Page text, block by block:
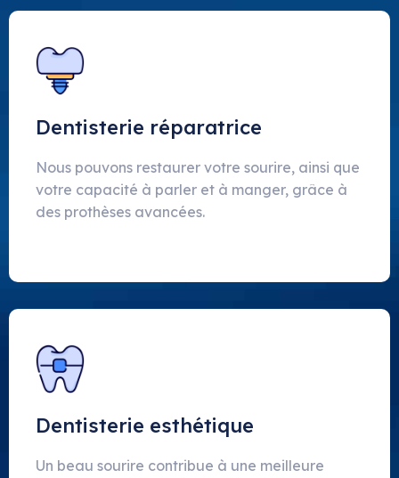
Dentisterie réparatrice
Nous pouvons restaurer votre sourire, ainsi que
votre capacité à parler et à manger, grâce à
des prothèses avancées.
Dentisterie esthétique
Un beau sourire contribue à une meilleure